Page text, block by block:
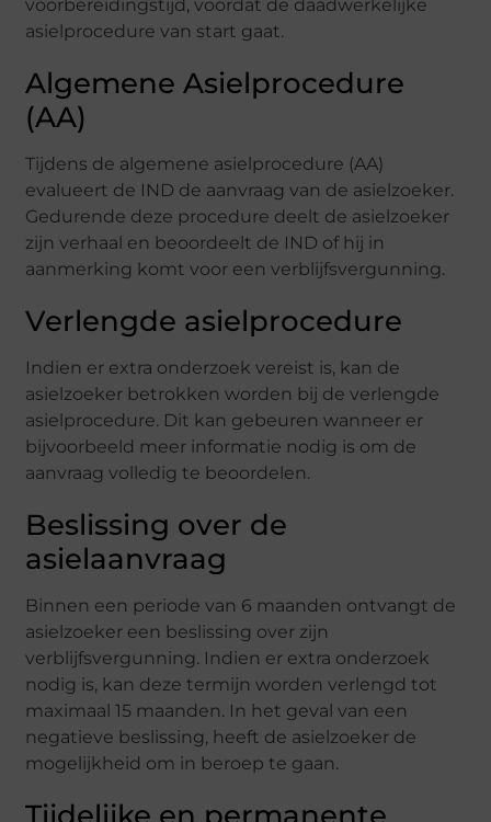
voorbereidingstijd, voordat de daadwerkelijke
asielprocedure van start gaat.
Algemene Asielprocedure
(AA)
Tijdens de algemene asielprocedure (AA)
evalueert de IND de aanvraag van de asielzoeker.
Gedurende deze procedure deelt de asielzoeker
zijn verhaal en beoordeelt de IND of hij in
aanmerking komt voor een verblijfsvergunning.
Verlengde asielprocedure
Indien er extra onderzoek vereist is, kan de
asielzoeker betrokken worden bij de verlengde
asielprocedure. Dit kan gebeuren wanneer er
bijvoorbeeld meer informatie nodig is om de
aanvraag volledig te beoordelen.
Beslissing over de
asielaanvraag
Binnen een periode van 6 maanden ontvangt de
asielzoeker een beslissing over zijn
verblijfsvergunning. Indien er extra onderzoek
nodig is, kan deze termijn worden verlengd tot
maximaal 15 maanden. In het geval van een
negatieve beslissing, heeft de asielzoeker de
mogelijkheid om in beroep te gaan.